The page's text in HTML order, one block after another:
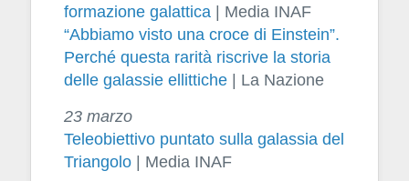
formazione galattica| Media INAF
“Abbiamo visto una croce di Einstein”.
Perché questa rarità riscrive la storia
delle galassie ellittiche| La Nazione
23 marzo
Teleobiettivo puntato sulla galassia del
Triangolo| Media INAF